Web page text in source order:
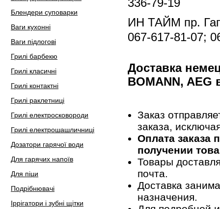
Блендери суповарки
Ваги кухонні
Ваги підлогові
Грилі барбекю
Грилі класичні
Грилі контактні
Грилі раклетниці
Грилі електросковороди
Грилі електрошашличниці
Дозатори гарячої води
Для гарячих напоїв
Для піци
Подрібнювачі
Іррігатори і зубні щітки
336-79-19
ИН ТАЙМ пр.
067-617-81-07;
Доставка
BOMANN, AEG
Заказ
заказа,
Оплата заказа
получении
Товары
почта.
Доставка
назначения.